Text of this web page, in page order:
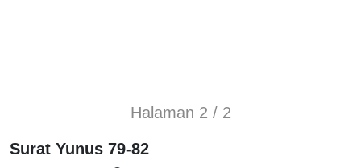
Halaman 2 / 2
Surat Yunus 79-82